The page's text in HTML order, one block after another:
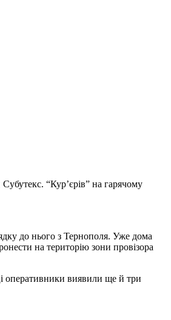
“Кур’єрів” на гарячому
до нього з Тернополя. Уже дома
на територію зони провізора
оперативники виявили ще й три